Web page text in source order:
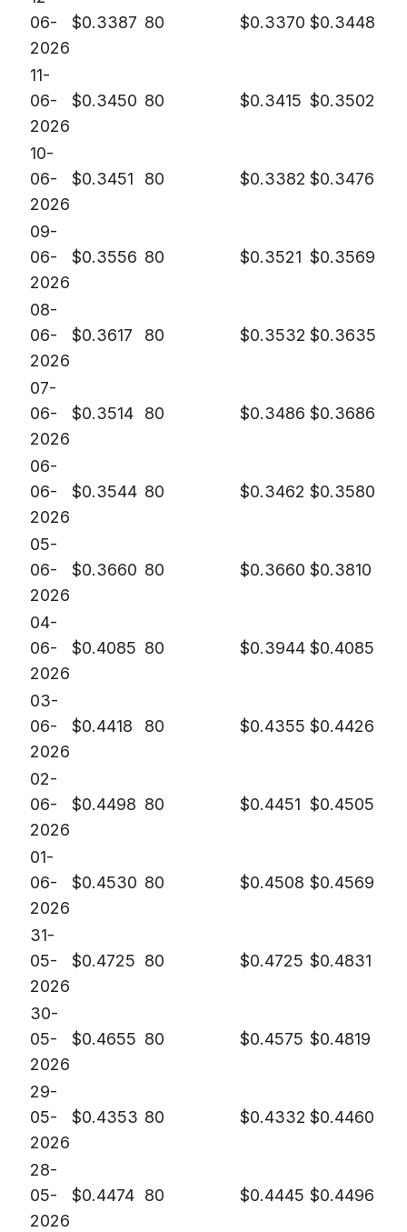
06-
2026
$0.3387 80 $0.3370 $0.3448
11-
06-
2026
$0.3450 80 $0.3415 $0.3502
10-
06-
2026
$0.3451 80 $0.3382 $0.3476
09-
06-
2026
$0.3556 80 $0.3521 $0.3569
08-
06-
2026
$0.3617 80 $0.3532 $0.3635
07-
06-
2026
$0.3514 80 $0.3486 $0.3686
06-
06-
2026
$0.3544 80 $0.3462 $0.3580
05-
06-
2026
$0.3660 80 $0.3660 $0.3810
04-
06-
2026
$0.4085 80 $0.3944 $0.4085
03-
06-
2026
$0.4418 80 $0.4355 $0.4426
02-
06-
2026
$0.4498 80 $0.4451 $0.4505
01-
06-
2026
$0.4530 80 $0.4508 $0.4569
31-
05-
2026
$0.4725 80 $0.4725 $0.4831
30-
05-
2026
$0.4655 80 $0.4575 $0.4819
29-
05-
2026
$0.4353 80 $0.4332 $0.4460
28-
05-
2026
$0.4474 80 $0.4445 $0.4496